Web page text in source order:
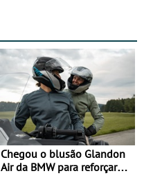
Chegou o blusão Glandon
Air da BMW para reforçar